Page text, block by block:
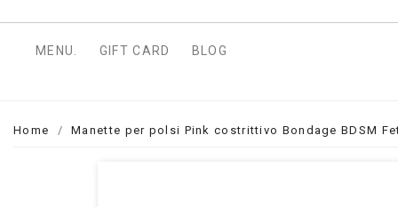
MENU. GIFT CARD BLOG
Home Manette per polsi Pink costrittivo Bondage BDSM